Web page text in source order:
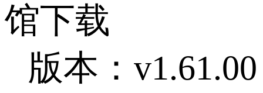
馆下载
版本：v1.61.00